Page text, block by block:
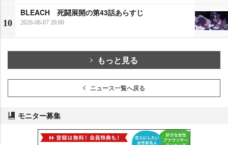
10
BLEACH 死闘展開の第43話あらすじ
2026-08-07 20:00
もっと見る
ニュース一覧へ戻る
モニター募集